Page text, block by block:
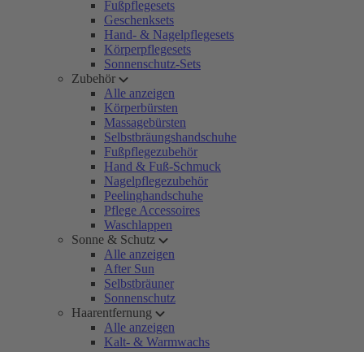
Fußpflegesets
Geschenksets
Hand- & Nagelpflegesets
Körperpflegesets
Sonnenschutz-Sets
Zubehör
Alle anzeigen
Körperbürsten
Massagebürsten
Selbstbräungshandschuhe
Fußpflegezubehör
Hand & Fuß-Schmuck
Nagelpflegezubehör
Peelinghandschuhe
Pflege Accessoires
Waschlappen
Sonne & Schutz
Alle anzeigen
After Sun
Selbstbräuner
Sonnenschutz
Haarentfernung
Alle anzeigen
Kalt- & Warmwachs